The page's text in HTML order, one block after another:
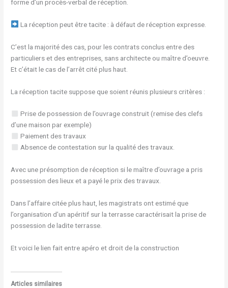
forme d’un procès-verbal de réception.
La réception peut être tacite : à défaut de réception expresse.
C’est la majorité des cas, pour les contrats conclus entre des
particuliers et des entreprises, sans architecte ou maître d’oeuvre.
Et c’était le cas de l’arrêt cité plus haut.
La réception tacite suppose que soient réunis plusieurs critères :
Prise de possession de l’ouvrage construit (remise des clefs
d’une maison par exemple)
Paiement des travaux
Absence de contestation sur la qualité des travaux.
Avec une présomption de réception si le maître d’ouvrage a pris
possession des lieux et a payé le prix des travaux.
Dans l’affaire citée plus haut, les magistrats ont estimé que
l’organisation d’un apéritif sur la terrasse caractérisait la prise de
possession de ladite terrasse.
Et voici le lien fait entre apéro et droit de la construction
Articles similaires